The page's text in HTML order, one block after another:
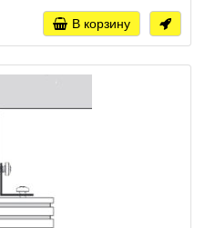
В корзину